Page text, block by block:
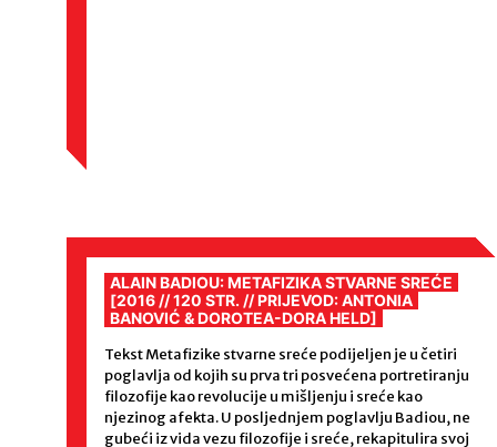
ALAIN BADIOU: METAFIZIKA STVARNE SREĆE
[2016 // 120 STR. // PRIJEVOD: ANTONIA
BANOVIĆ & DOROTEA-DORA HELD]
Tekst Metafizike stvarne sreće podijeljen je u četiri
poglavlja od kojih su prva tri posvećena portretiranju
filozofije kao revolucije u mišljenju i sreće kao
njezinog afekta. U posljednjem poglavlju Badiou, ne
gubeći iz vida vezu filozofije i sreće, rekapitulira svoj